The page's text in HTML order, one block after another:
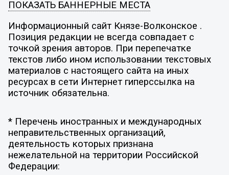
ПОКАЗАТЬ БАННЕРНЫЕ МЕСТА
Информационный сайт Князе-Волконское .
Позиция редакции не всегда совпадает с
точкой зрения авторов. При перепечатке
текстов либо ином использовании текстовых
материалов с настоящего сайта на иных
ресурсах в сети Интернет гиперссылка на
источник обязательна.
* Перечень иностранных и международных
неправительственных организаций,
деятельность которых признана
нежелательной на территории Российской
Федерации: